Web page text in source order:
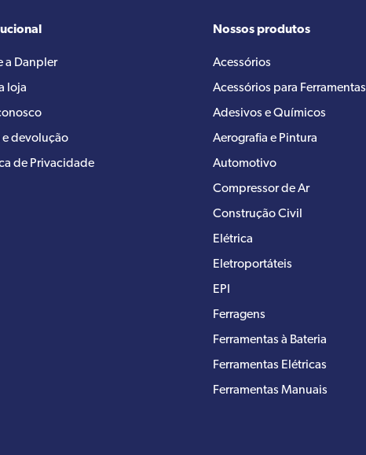
a Danpler
loja
e devolução
de Privacidade
Nossos produtos
Acessórios
Acessórios para Ferramentas
Adesivos e Químicos
Aerografia e Pintura
Automotivo
Compressor de Ar
Construção Civil
Elétrica
Eletroportáteis
EPI
Ferragens
Ferramentas à Bateria
Ferramentas Elétricas
Ferramentas Manuais